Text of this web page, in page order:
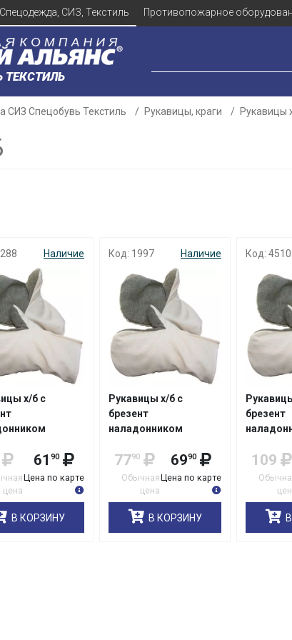
Спецодежда, СИЗ, Текстиль Противопожарное
СИЗ Спецобувь Текстиль Рукавицы, краги Рукавицы
Наличие
х/б с
миткаль р.2
цена
61 90
Цена по карте
В КОРЗИНУ
Код: 1997 Наличие
Рукавицы х/б с
брезент
наладонником
230/380/миткаль р.3
7790
Обычная
цена
6990
Цена по карте
В КОРЗИНУ
Код: 4510
брезент
109